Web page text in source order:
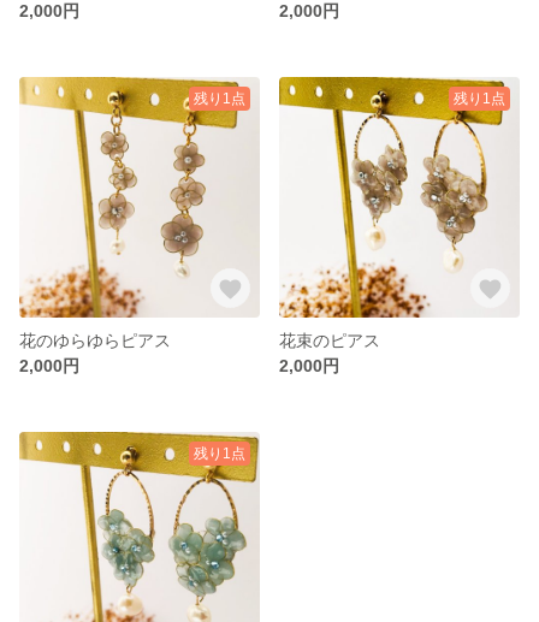
2,000円 2,000円
残り1点
花のゆらゆらピアス
2,000円
残り1点
花束のピアス
2,000円
残り1点